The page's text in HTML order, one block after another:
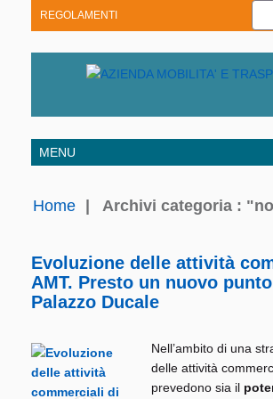
REGOLAMENTI
Home Archivi categoria :
Evoluzione delle attività
AMT. Presto un nuovo
Palazzo Ducale
Nell’ambito di una
delle attività
prevedono sia il